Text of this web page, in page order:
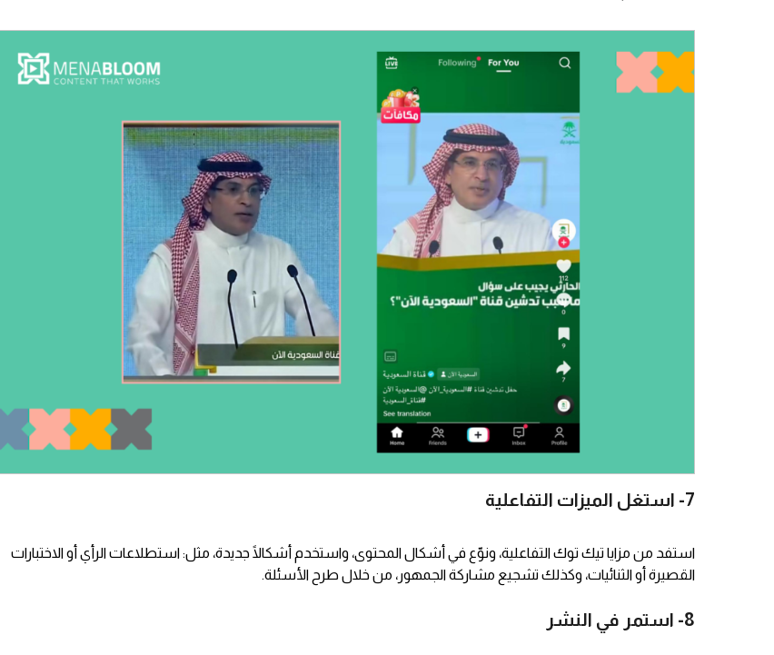
7- استغل الميزات التفاعلية
استفد من مزايا تيك توك التفاعلية، ونوّع في أشكال المحتوى، واستخدم أشكالًا جديدة، مثل: استطلاعات الرأي أو الاختبارات
القصيرة أو الثنائيات، وكذلك تشجيع مشاركة الجمهور، من خلال طرح الأسئلة.
8- استمر في النشر